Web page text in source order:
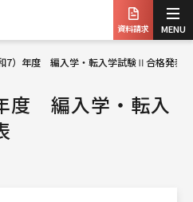
資料請求 MENU
7）年度 編入学・転入学試験Ⅱ合格発表
度 編入学・転入